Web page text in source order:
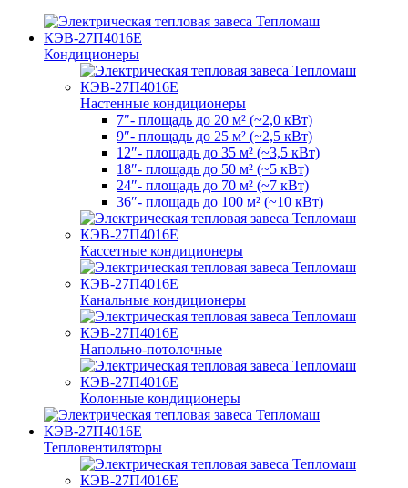
Кондиционеры
Настенные кондиционеры
7″- площадь до 20 м² (~2,0 кВт)
9″- площадь до 25 м² (~2,5 кВт)
12″- площадь до 35 м² (~3,5 кВт)
18″- площадь до 50 м² (~5 кВт)
24″- площадь до 70 м² (~7 кВт)
36″- площадь до 100 м² (~10 кВт)
Кассетные кондиционеры
Канальные кондиционеры
Напольно-потолочные
Колонные кондиционеры
Тепловентиляторы